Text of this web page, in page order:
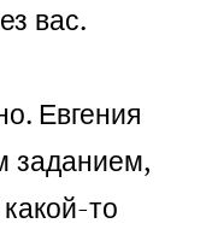
вас.
Евгения
заданием,
то